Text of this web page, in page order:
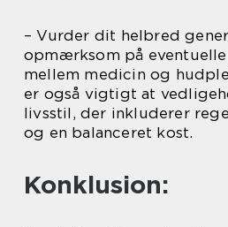
– Vurder dit helbred
opmærksom på
mellem medicin og
er også vigtigt at
livsstil, der inkluderer
og en balanceret kost.
Konklusion: